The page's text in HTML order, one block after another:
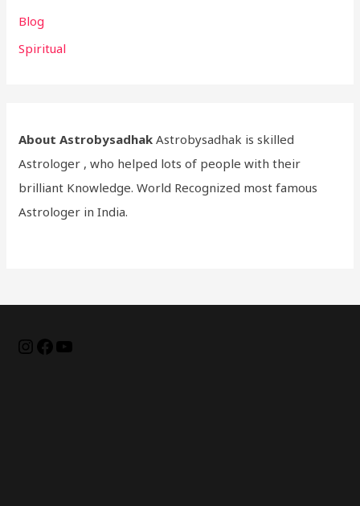
Blog
Spiritual
About Astrobysadhak Astrobysadhak is skilled
Astrologer , who helped lots of people with their
brilliant Knowledge. World Recognized most famous
Astrologer in India.